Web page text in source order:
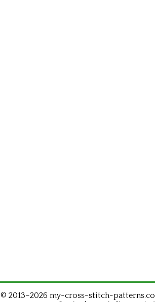
© 2013–2026 my-cross-stitch-